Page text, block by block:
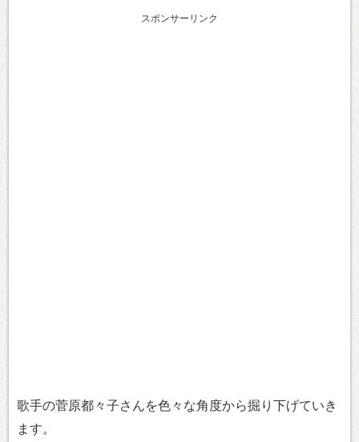
スポンサーリンク
歌手の菅原都々子さんを色々な角度から掘り下げていき
ます。